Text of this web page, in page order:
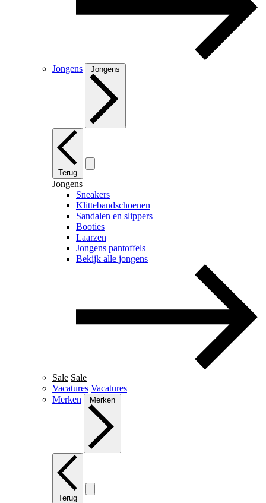
Jongens Jongens
Terug
Jongens
Sneakers
Klittebandschoenen
Sandalen en slippers
Booties
Laarzen
Jongens pantoffels
Bekijk alle jongens
Sale Sale
Vacatures Vacatures
Merken
Merken
Terug